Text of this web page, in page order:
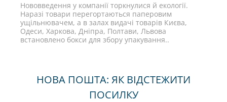
Нововведення у компанії торкнулися й екології.
Наразі товари перегортаються паперовим
ущільнювачем, а в залах видачі товарів Києва,
Одеси, Харкова, Дніпра, Полтави, Львова
встановлено бокси для збору упакування..
НОВА ПОШТА: ЯК ВІДСТЕЖИТИ
ПОСИЛКУ